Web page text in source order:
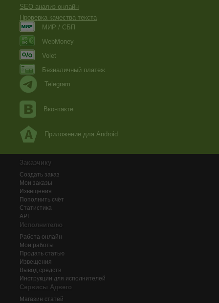
SEO анализ онлайн
Проверка качества текста
МИР / СБП
WebMoney
Volet
Безналичный платеж
Telegram
Вконтакте
Приложение для Android
Заказчику
Создать заказ
Мои заказы
Извещения
Пополнить счёт
Статистика
API
Исполнителю
Работа онлайн
Мои работы
Продать статью
Извещения
Вывод средств
Инструкции для исполнителей
Сервисы Адвего
Магазин статей